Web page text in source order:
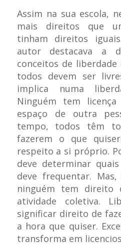
Assim na sua escola,
mais direitos que
tinham direitos
autor destacava a
conceitos de liberdade
todos devem ser
implica numa
Ninguém tem
espaço de outra
tempo, todos têm
fazerem o que
respeito a si próprio.
deve determinar
deve frequentar.
ninguém tem direito
atividade coletiva.
significar direito de
a hora que quiser.
transforma em